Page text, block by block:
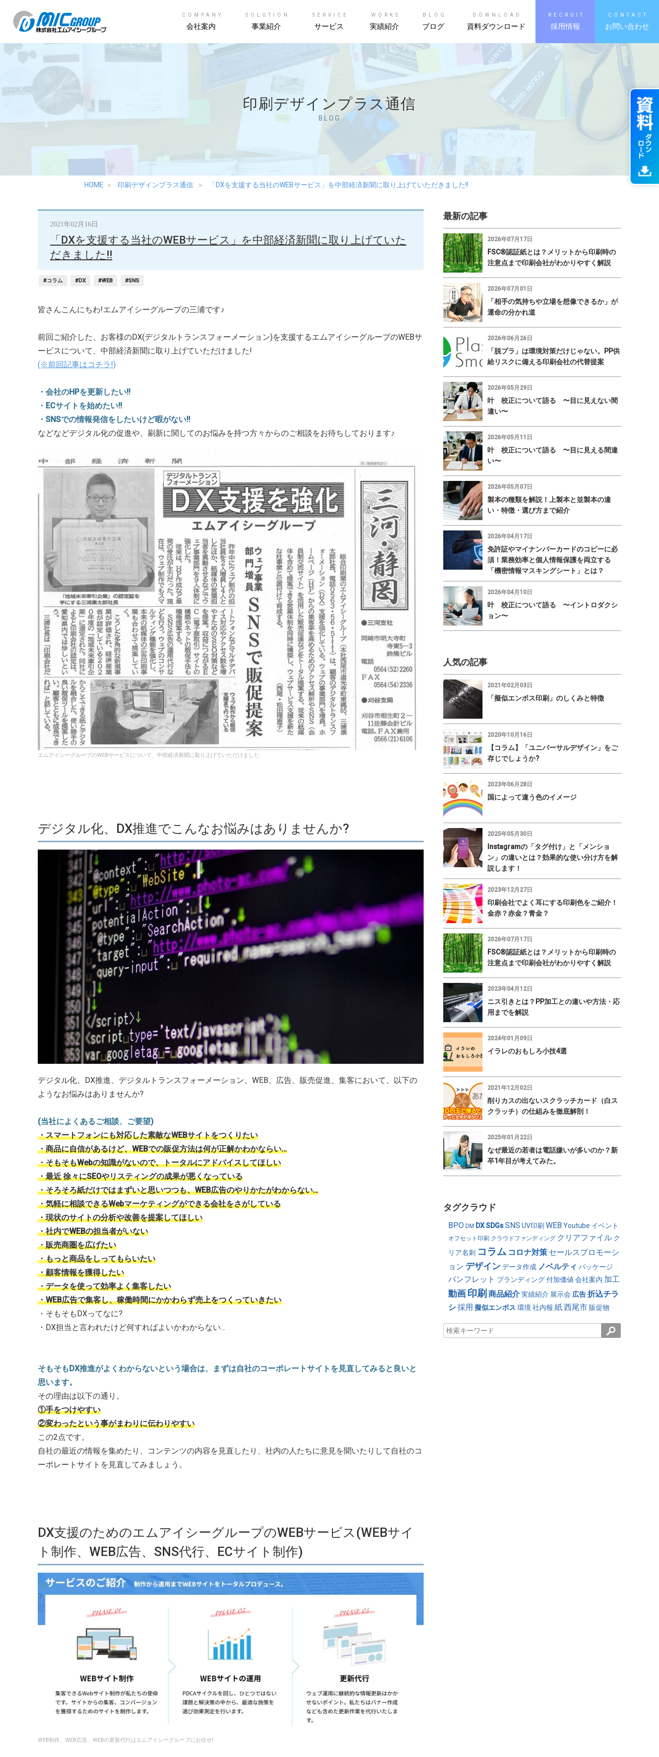
COMPANY
会社案内
SOLUTION
事業紹介
SERVICE
サービス
WORKS
実績紹介
BLOG
ブログ
DOWNLOAD
資料ダウンロード
RECRUIT
採用情報
CONTACT
お問い合わせ
印刷デザインプラス通信
BLOG
HOME 印刷デザインプラス通信 「DXを支援する当社のWEBサービス」を中部経済新聞に取り上げていただきました!!
2021年02月16日
「DXを支援する当社のWEBサービス」を中部経済新聞に取り上げていた
だきました!!
#コラム #DX #WEB #SNS
皆さんこんにちわ!エムアイシーグループの三浦です♪
前回ご紹介した、お客様のDX(デジタルトランスフォーメーション)を支援するエムアイシーグループのWEBサ
ービスについて、中部経済新聞に取り上げていただけました!
(※前回記事はコチラ!)
・会社のHPを更新したい!!
・ECサイトを始めたい!!
・SNSでの情報発信をしたいけど暇がない!!
などなどデジタル化の促進や、刷新に関してのお悩みを持つ方々からのご相談をお待ちしております♪
エムアイシーグループのWEBサービスについて、中部経済新聞に取り上げていただけました
デジタル化、DX推進でこんなお悩みはありませんか?
デジタル化、DX推進、デジタルトランスフォーメーション、WEB、広告、販売促進、集客において、以下の
ようなお悩みはありませんか?
(当社によくあるご相談、ご要望)
・スマートフォンにも対応した素敵なWEBサイトをつくりたい
・商品に自信があるけど、WEBでの販促方法は何が正解かわかならい…
・そもそもWebの知識がないので、トータルにアドバイスしてほしい
・最近 徐々にSEOやリスティングの成果が悪くなっている
・そろそろ紙だけではまずいと思いつつも、WEB広告のやりかたがわからない…
・気軽に相談できるWebマーケティングができる会社をさがしている
・現状のサイトの分析や改善を提案してほしい
・社内でWEBの担当者がいない
・販売商圏を広げたい
・もっと商品をしってもらいたい
・顧客情報を獲得したい
・データを使って効率よく集客したい
・WEB広告で集客し、稼働時間にかかわらず売上をつくっていきたい
・そもそもDXってなに?
・DX担当と言われたけど何すればよいかわからない…
そもそもDX推進がよくわからないという場合は、まずは自社のコーポレートサイトを見直してみると良いと
思います。
その理由は以下の通り。
①手をつけやすい
②変わったという事がまわりに伝わりやすい
この2点です。
自社の最近の情報を集めたり、コンテンツの内容を見直したり、社内の人たちに意見を聞いたりして自社のコ
ーポレートサイトを見直してみましょう。
DX支援のためのエムアイシーグループのWEBサービス(WEBサイ
ト制作、WEB広告、SNS代行、ECサイト制作)
WEB制作、WEB広告、WEBの更新代行はエムアイシーグループにお任せ!
最新の記事
2026年07月17日
FSC®認証紙とは？メリットから印刷時の
注意点まで印刷会社がわかりやすく解説
2026年07月01日
「相手の気持ちや立場を想像できるか」が
運命の分かれ道
2026年06月26日
「脱プラ」は環境対策だけじゃない。PP供
給リスクに備える印刷会社の代替提案
2026年05月29日
叶 校正について語る 〜目に見えない間
違い〜
2026年05月11日
叶 校正について語る 〜目に見える間違
い〜
2026年05月07日
製本の種類を解説！上製本と並製本の違
い・特徴・選び方まで紹介
2026年04月17日
免許証やマイナンバーカードのコピーに必
須！業務効率と個人情報保護を両立する
「機密情報マスキングシート」とは？
2026年04月10日
叶 校正について語る 〜イントロダクシ
ョン〜
人気の記事
2021年02月03日
「擬似エンボス印刷」のしくみと特徴
2020年10月16日
【コラム】「ユニバーサルデザイン」をご
存じでしょうか?
2023年06月28日
国によって違う色のイメージ
2025年05月30日
Instagramの「タグ付け」と「メンショ
ン」の違いとは？効果的な使い分け方を解
説します！
2023年12月27日
印刷会社でよく耳にする印刷色をご紹介！
金赤？赤金？青金？
2026年07月17日
FSC®認証紙とは？メリットから印刷時の
注意点まで印刷会社がわかりやすく解説
2023年04月12日
ニス引きとは？PP加工との違いや方法・応
用までを解説
2024年01月09日
イラレのおもしろ小技4選
2021年12月02日
削りカスの出ないスクラッチカード（白ス
クラッチ）の仕組みを徹底解剖！
2025年01月22日
なぜ最近の若者は電話嫌いが多いのか？新
卒1年目が考えてみた。
タグクラウド
BPO DM DX SDGs SNS UV印刷 WEB Youtube イベント
オフセット印刷 クラウドファンディング クリアファイル ク
リア名刺 コラム コロナ対策 セールスプロモーシ
ョン デザイン データ作成 ノベルティ パッケージ
パンフレット ブランディング 付加価値 会社案内 加工
動画 印刷 商品紹介 実績紹介 展示会 広告 折込チラ
シ採用 擬似エンボス 環境 社内報 紙西尾市 販促物